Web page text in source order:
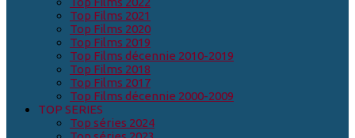
Top Films 2021
Top Films 2020
Top Films 2019
Top Films décennie 2010-2019
Top Films 2018
Top Films 2017
Top Films décennie 2000-2009
TOP SERIES
Top séries 2024